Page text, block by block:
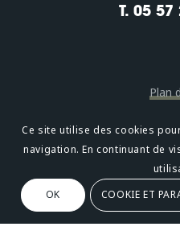
T. 05
Plan
Oméni2, avenue
Ce site utilise des cookies
navigation. En continuant de
OK
COOKIE ET